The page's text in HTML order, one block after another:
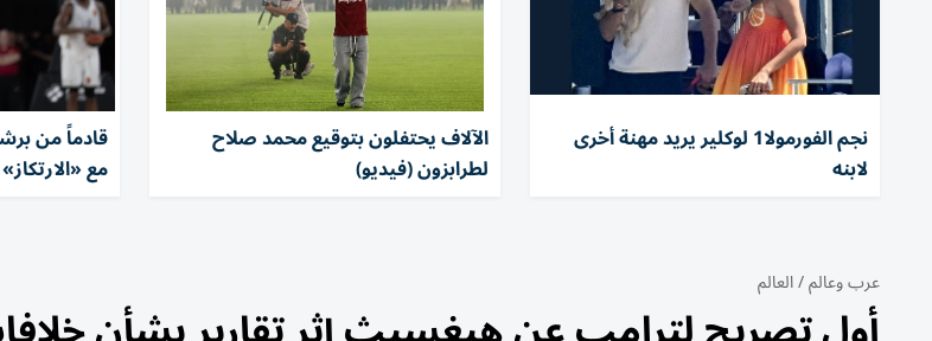
نجم الفورمولا1 لوكلير يريد مهنة أخرى
لابنه
الآلاف يحتفلون بتوقيع محمد صلاح
لطرابزون (فيديو)
قادماً من
مع
عرب وعالم/العالم